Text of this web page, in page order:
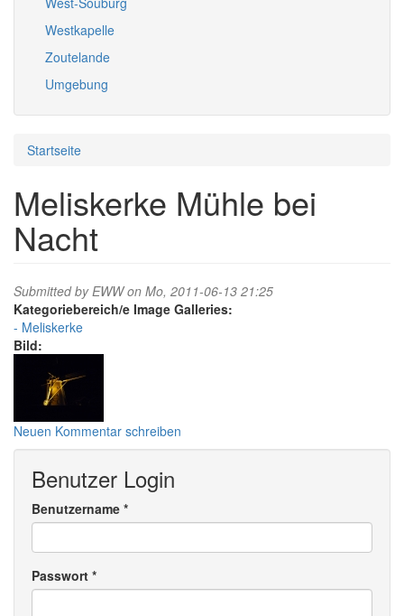
Westkapelle
Zoutelande
Umgebung
Startseite
Meliskerke Mühle bei
Nacht
Submitted byEWWon Mo, 2011-06-13 21:25
Image Galleries:
Meliskerke
Bild:
Neuen Kommentar schreiben
Benutzer Login
Benutzername *
Passwort *